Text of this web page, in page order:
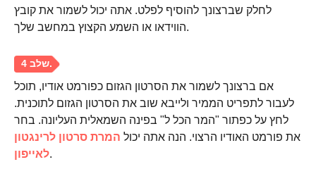
לחלק שברצונך להוסיף לפלט. אתה יכול לשמור את קובץ
הווידאו או השמע הקצוץ במחשב שלך.
אם ברצונך לשמור את הסרטון הגזום כפורמט אודיו, תוכל
לעבור לתפריט הממיר ולייבא שוב את הסרטון הגזום לתוכנית.
לחץ על כפתור "המר הכל ל" בפינה השמאלית העליונה. בחר
את פורמט האודיו הרצוי. הנה אתה יכול המרת סרטון לרינגטון
לאייפון.